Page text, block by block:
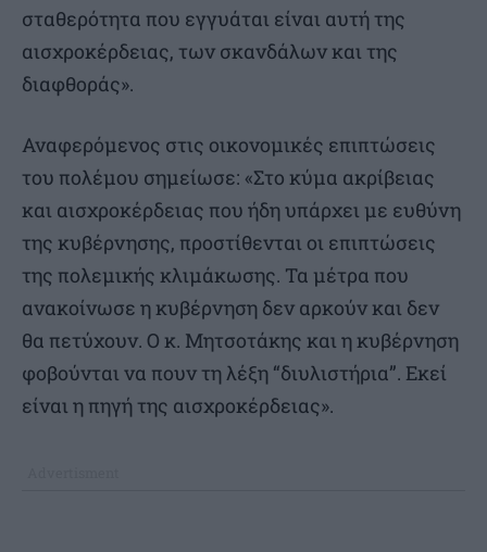
σταθερότητα που εγγυάται είναι αυτή της
αισχροκέρδειας, των σκανδάλων και της
διαφθοράς».
Αναφερόμενος στις οικονομικές επιπτώσεις
του πολέμου σημείωσε: «Στο κύμα ακρίβειας
και αισχροκέρδειας που ήδη υπάρχει με ευθύνη
της κυβέρνησης, προστίθενται οι επιπτώσεις
της πολεμικής κλιμάκωσης. Τα μέτρα που
ανακοίνωσε η κυβέρνηση δεν αρκούν και δεν
θα πετύχουν. Ο κ. Μητσοτάκης και η κυβέρνηση
φοβούνται να πουν τη λέξη “διυλιστήρια”. Εκεί
είναι η πηγή της αισχροκέρδειας».